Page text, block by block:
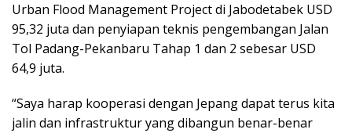
Urban Flood Management Project di Jabodetabek USD
95,32 juta dan penyiapan teknis pengembangan Jalan
Tol Padang-Pekanbaru Tahap 1 dan 2 sebesar USD
64,9 juta.
“Saya harap kooperasi dengan Jepang dapat terus kita
jalin dan infrastruktur yang dibangun benar-benar